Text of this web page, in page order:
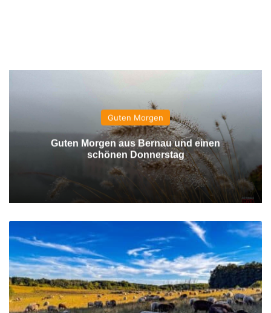
Guten Morgen
Guten Morgen aus Bernau und einen
schönen Donnerstag